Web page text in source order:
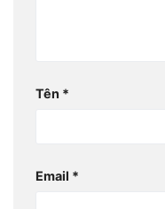
Tên *
Email *